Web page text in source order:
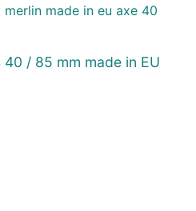
40 / 85 mm made in EU